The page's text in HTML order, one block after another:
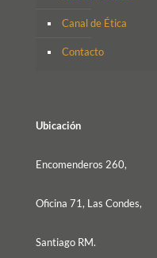
Canal de Ética
Contacto
Ubicación
Encomenderos 260,
Oficina 71, Las Condes,
Santiago RM.